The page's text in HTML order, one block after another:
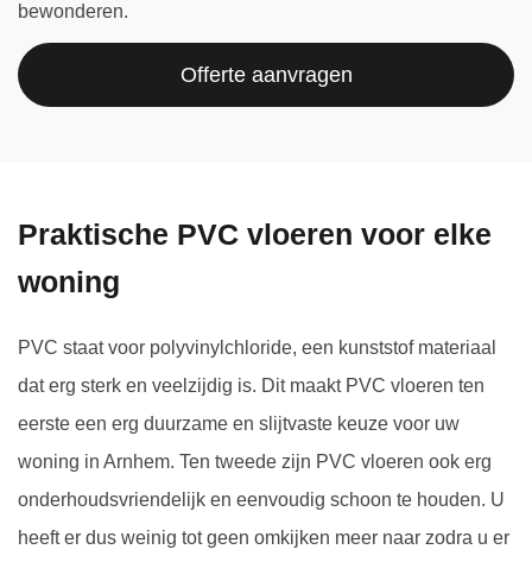
bewonderen.
Offerte aanvragen
Praktische PVC vloeren voor elke
woning
PVC staat voor polyvinylchloride, een kunststof materiaal
dat erg sterk en veelzijdig is. Dit maakt PVC vloeren ten
eerste een erg duurzame en slijtvaste keuze voor uw
woning in Arnhem. Ten tweede zijn PVC vloeren ook erg
onderhoudsvriendelijk en eenvoudig schoon te houden. U
heeft er dus weinig tot geen omkijken meer naar zodra u er